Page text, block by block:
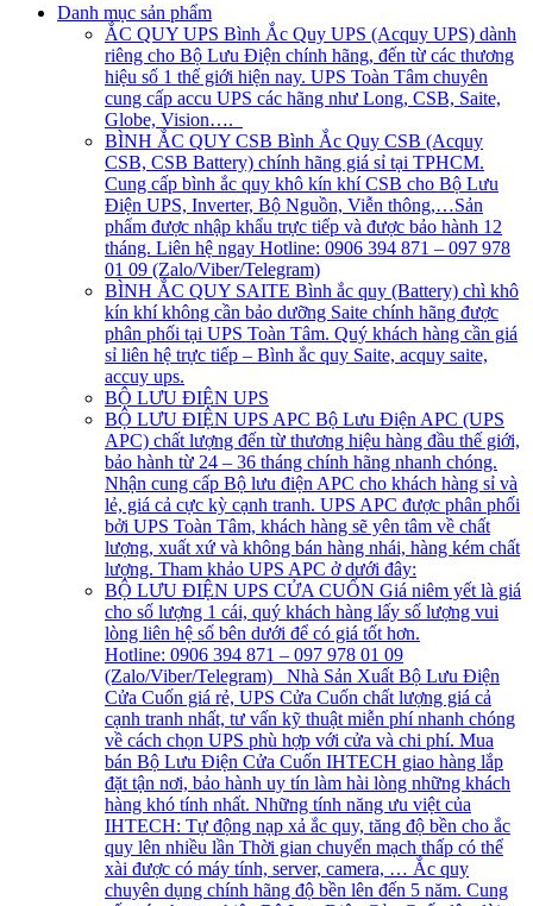
Danh mục sản phẩm
ẮC QUY UPS Bình Ắc Quy UPS (Acquy UPS) dành
riêng cho Bộ Lưu Điện chính hãng, đến từ các thương
hiệu số 1 thế giới hiện nay. UPS Toàn Tâm chuyên
cung cấp accu UPS các hãng như Long, CSB, Saite,
Globe, Vision….
BÌNH ẮC QUY CSB Bình Ắc Quy CSB (Acquy
CSB, CSB Battery) chính hãng giá sỉ tại TPHCM.
Cung cấp bình ắc quy khô kín khí CSB cho Bộ Lưu
Điện UPS, Inverter, Bộ Nguồn, Viễn thông,…Sản
phẩm được nhập khẩu trực tiếp và được bảo hành 12
tháng. Liên hệ ngay Hotline: 0906 394 871 – 097 978
01 09 (Zalo/Viber/Telegram)
BÌNH ẮC QUY SAITE Bình ắc quy (Battery) chì khô
kín khí không cần bảo dưỡng Saite chính hãng được
phân phối tại UPS Toàn Tâm. Quý khách hàng cần giá
sỉ liên hệ trực tiếp – Bình ắc quy Saite, acquy saite,
accuy ups.
BỘ LƯU ĐIỆN UPS
BỘ LƯU ĐIỆN UPS APC Bộ Lưu Điện APC (UPS
APC) chất lượng đến từ thương hiệu hàng đầu thế giới,
bảo hành từ 24 – 36 tháng chính hãng nhanh chóng.
Nhận cung cấp Bộ lưu điện APC cho khách hàng sỉ và
lẻ, giá cả cực kỳ cạnh tranh. UPS APC được phân phối
bởi UPS Toàn Tâm, khách hàng sẽ yên tâm về chất
lượng, xuất xứ và không bán hàng nhái, hàng kém chất
lượng. Tham khảo UPS APC ở dưới đây:
BỘ LƯU ĐIỆN UPS CỬA CUỐN Giá niêm yết là giá
cho số lượng 1 cái, quý khách hàng lấy số lượng vui
lòng liên hệ số bên dưới để có giá tốt hơn.
Hotline: 0906 394 871 – 097 978 01 09
(Zalo/Viber/Telegram) Nhà Sản Xuất Bộ Lưu Điện
Cửa Cuốn giá rẻ, UPS Cửa Cuốn chất lượng giá cả
cạnh tranh nhất, tư vấn kỹ thuật miễn phí nhanh chóng
về cách chọn UPS phù hợp với cửa và chi phí. Mua
bán Bộ Lưu Điện Cửa Cuốn IHTECH giao hàng lắp
đặt tận nơi, bảo hành uy tín làm hài lòng những khách
hàng khó tính nhất. Những tính năng ưu việt của
IHTECH: Tự động nạp xả ắc quy, tăng độ bền cho ắc
quy lên nhiều lần Thời gian chuyển mạch thấp có thể
xài được có máy tính, server, camera, … Ắc quy
chuyên dụng chính hãng độ bền lên đến 5 năm. Cung